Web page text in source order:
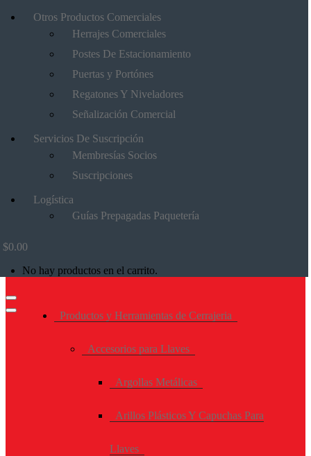
Otros Productos Comerciales
Herrajes Comerciales
Postes De Estacionamiento
Puertas y Portónes
Regatones Y Niveladores
Señalización Comercial
Servicios De Suscripción
Membresías Socios
Suscripciones
Logística
Guías Prepagadas Paquetería
$0.00
No hay productos en el carrito.
Productos y Herramientas de Cerrajeria
Accesorios para Llaves
Argollas Metálicas
Arillos Plásticos Y Capuchas Para
Llaves